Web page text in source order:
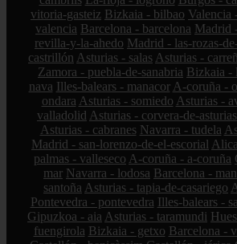
vitoria-gasteiz Bizkaia - bilbao Valencia
valencia Barcelona - barcelona Madrid
revilla-y-la-ahedo Madrid - las-rozas-
castrillón Asturias - salas Asturias -
Zamora - puebla-de-sanabria Bizkaia -
nava Illes-balears - manacor A-coruña -
ondara Asturias - somiedo Asturias -
valladolid Asturias - corvera-de-asturias
Asturias - cabranes Navarra - tudela
Madrid - san-lorenzo-de-el-escorial
palmas - valleseco A-coruña - a-coruña
mar Navarra - lodosa Barcelona -
santoña Asturias - tapia-de-casariego
Pontevedra - pontevedra Illes-balears -
Gipuzkoa - aia Asturias - taramundi
fuengirola Bizkaia - getxo Barcelona -